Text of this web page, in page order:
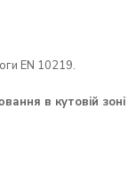
EN 10219.
в кутовій зоні